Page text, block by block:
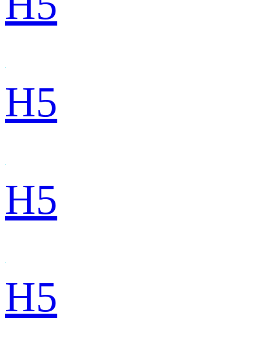
H5
H5
H5